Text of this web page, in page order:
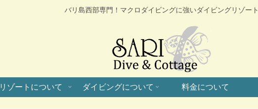
バリ島西部専門！マクロダイビングに強いダイビングリゾート
リゾートについて ダイビングについて 料金について